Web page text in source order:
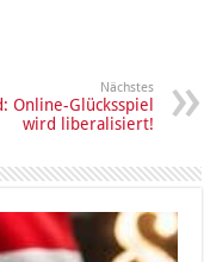
Nächstes
Online-Glücksspiel
wird liberalisiert!